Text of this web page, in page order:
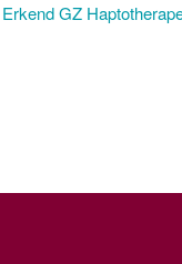
Erkend GZ